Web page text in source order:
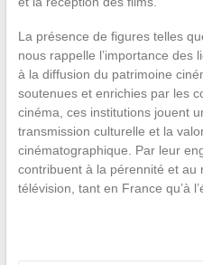
La présence de figures telles
nous rappelle l’importance des
à la diffusion du patrimoine
soutenues et enrichies par les
cinéma, ces institutions jouent
transmission culturelle et la
cinématographique. Par leur
contribuent à la pérennité et au
télévision, tant en France qu’à